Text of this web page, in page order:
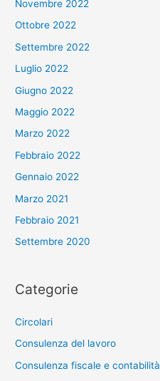
Novembre 2022
Ottobre 2022
Settembre 2022
Luglio 2022
Giugno 2022
Maggio 2022
Marzo 2022
Febbraio 2022
Gennaio 2022
Marzo 2021
Febbraio 2021
Settembre 2020
Categorie
Circolari
Consulenza del lavoro
Consulenza fiscale e contabilità